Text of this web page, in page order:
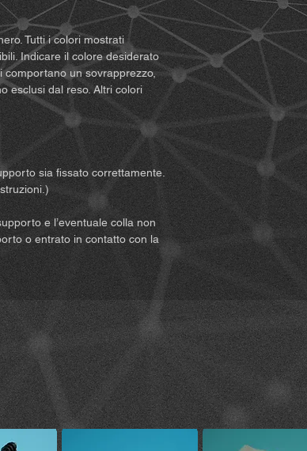
Tutti i colori mostrati
Indicare il colore desiderato
comportano un sovrapprezzo,
esclusi dal reso. Altri colori
sia fissato correttamente.
e l’eventuale colla non
o entrato in contatto con la
limiti le vostre
sicurezza.
3. Dovete essere
la responsabilità
4. Dovete leggere
avvertenze e
• Vi consigliamo di
meteorologiche, sul
di prepararvi
prodotto.
• Se utilizzate il
come ad esempio
di sicurezza del
del casco.
• Utilizzate il
5. Dovete leggere e
le condizioni relative
connesse all’uso
accettate inoltre
ai diritti.
6. Tutti i rischi
interamente
che il prodotto
7. L’uso del prodotto
regolamenti locali o
che l’uso corretto e
sotto la vostra